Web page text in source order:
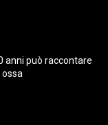
anni può raccontare
ossa